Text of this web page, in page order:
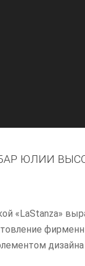
ЮЛИИ
«LaStanza»
дизайна